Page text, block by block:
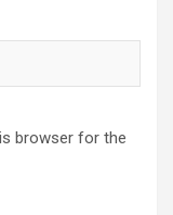
browser for the